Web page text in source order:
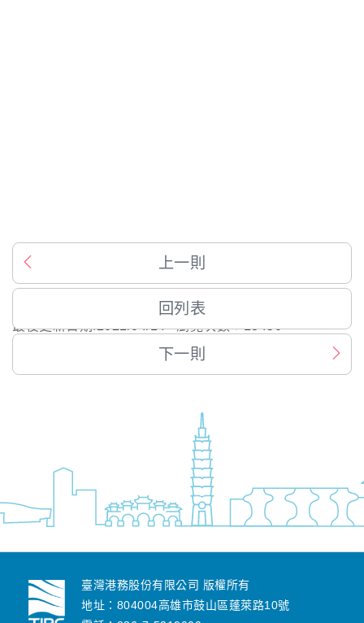
上一則
回列表
下一則
最後更新日期:2021/04/14瀏覽次數：13450
臺灣港務股份有限公司 版權所有
地址：804004高雄市鼓山區蓬萊路10號